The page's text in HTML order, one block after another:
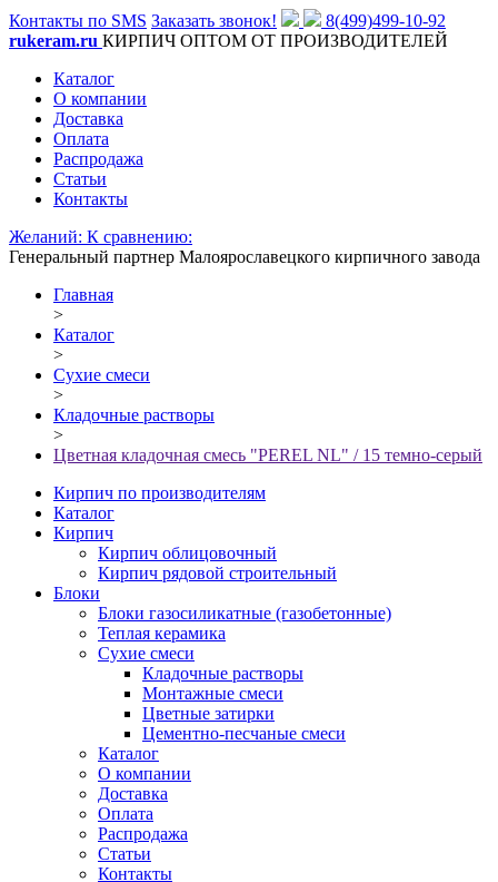
Контакты по SMS Заказать звонок!
8(499)499-10-92
rukeram.ru КИРПИЧ ОПТОМ ОТ ПРОИЗВОДИТЕЛЕЙ
Каталог
О компании
Доставка
Оплата
Распродажа
Статьи
Контакты
Желаний: К сравнению:
Генеральный партнер Малоярославецкого кирпичного завода
Главная
>
Каталог
>
Сухие смеси
>
Кладочные растворы
>
Цветная кладочная смесь "PEREL NL" / 15 темно-серый
Кирпич по производителям
Каталог
Кирпич
Кирпич облицовочный
Кирпич рядовой строительный
Блоки
Блоки газосиликатные (газобетонные)
Теплая керамика
Сухие смеси
Кладочные растворы
Монтажные смеси
Цветные затирки
Цементно-песчаные смеси
Каталог
О компании
Доставка
Оплата
Распродажа
Статьи
Контакты